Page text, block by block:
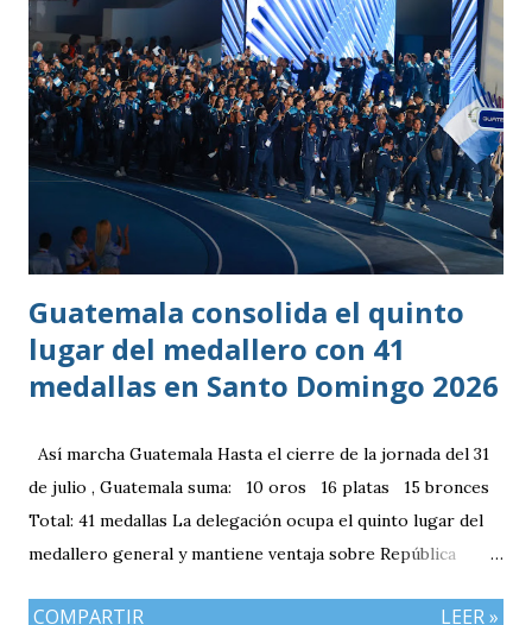
Guatemala consolida el quinto
lugar del medallero con 41
medallas en Santo Domingo 2026
Así marcha Guatemala Hasta el cierre de la jornada del 31
de julio , Guatemala suma: 10 oros 16 platas 15 bronces
Total: 41 medallas La delegación ocupa el quinto lugar del
medallero general y mantiene ventaja sobre República
plata, aunque ambos países registran el mismo número de
COMPARTIR LEER »